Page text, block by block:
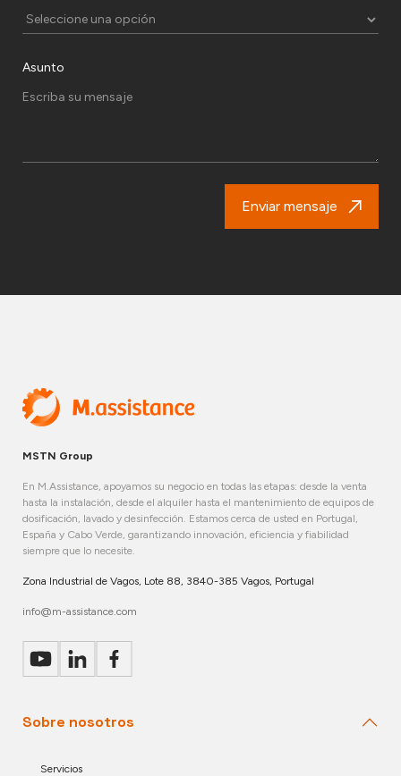
Asunto
Enviar mensaje
MSTN Group
En M.Assistance, apoyamos su negocio en todas las etapas: desde la venta
hasta la instalación, desde el alquiler hasta el mantenimiento de equipos de
dosificación, lavado y desinfección. Estamos cerca de usted en Portugal,
España y Cabo Verde, garantizando innovación, eficiencia y fiabilidad
siempre que lo necesite.
Zona Industrial de Vagos, Lote 88, 3840-385 Vagos, Portugal
info@m-assistance.com
Sobre nosotros
Servicios